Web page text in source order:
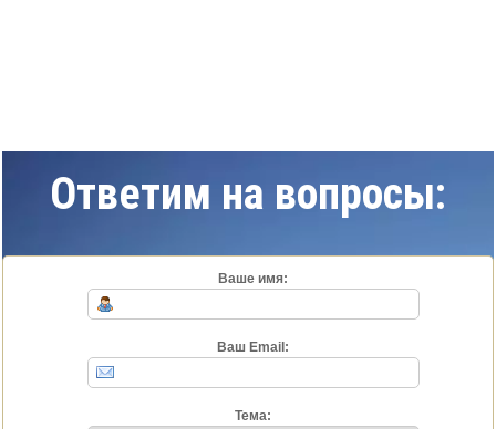
Ответим на вопросы:
Ваше имя:
Ваш Email:
Тема: